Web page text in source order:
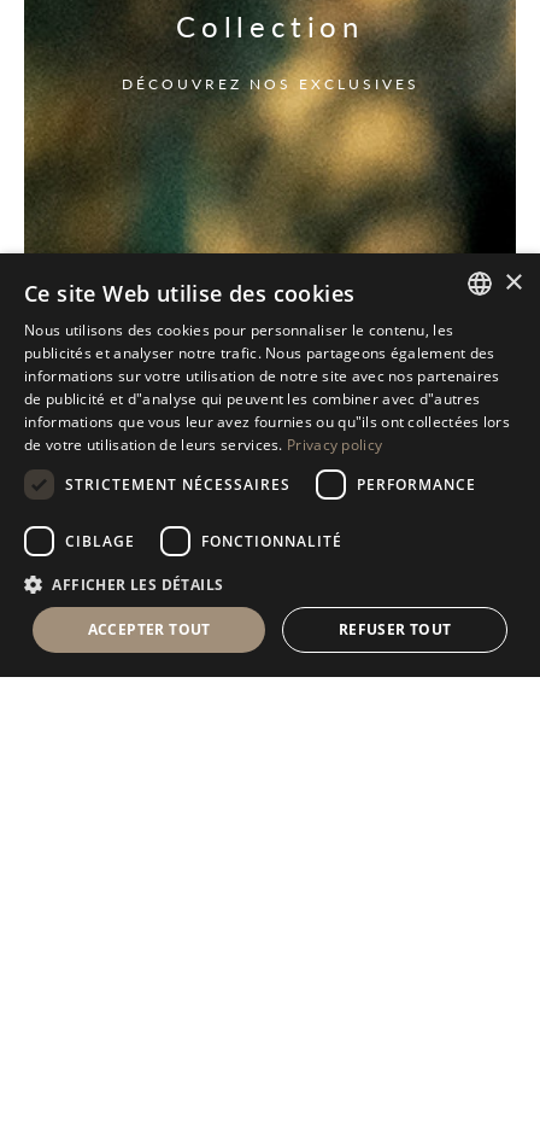
Collection
DÉCOUVREZ NOS EXCLUSIVES
ITALIAN
ENGLISH
SPANISH
×
Ce site Web utilise des cookies
Nous utilisons des cookies pour personnaliser le contenu, les
publicités et analyser notre trafic. Nous partageons également des
informations sur votre utilisation de notre site avec nos partenaires
de publicité et d"analyse qui peuvent les combiner avec d"autres
informations que vous leur avez fournies ou qu"ils ont collectées lors
de votre utilisation de leurs services. Privacy policy
STRICTEMENT NÉCESSAIRES
PERFORMANCE
CIBLAGE FONCTIONNALITÉ
AFFICHER LES DÉTAILS
ACCEPTER TOUT REFUSER TOUT